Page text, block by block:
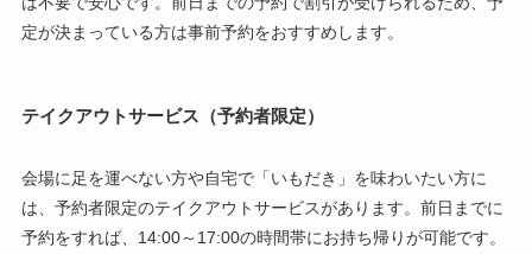
定が決まっている方は事前予約をおすすめします。
テイクアウトサービス（予約者限定）
会場に足を運べない方や自宅で「いもだき」を味わいたい方に
は、予約者限定のテイクアウトサービスがあります。前日までに
予約をすれば、14:00～17:00の時間帯にお持ち帰りが可能です。